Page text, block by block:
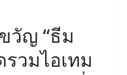
วัญ “ธีม
วมไอเทม